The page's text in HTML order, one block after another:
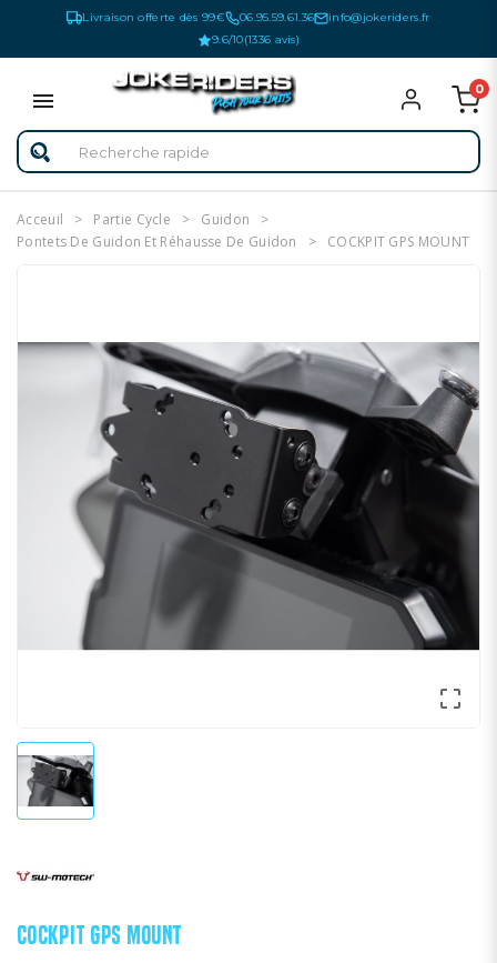
Livraison offerte dès 99€ 06.95.59.61.36
info@jokeriders.fr
9.6/10(1336 avis)
0
Acceuil Partie Cycle
Guidon
Pontets De Guidon Et Réhausse De Guidon
COCKPIT GPS MOUNT

COCKPIT GPS MOUNT